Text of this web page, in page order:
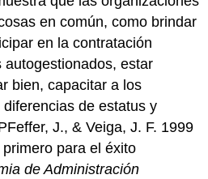
en común, como brindar
en la contratación
estar
bien, capacitar a los
de estatus y
J., & Veiga, J. F. 1999
para el éxito
de Administración